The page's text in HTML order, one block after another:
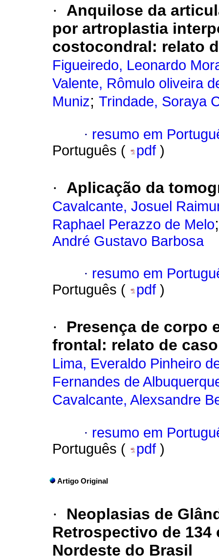
·
Anquilose da
por artroplastia
costocondral: relato
Figueiredo, Leonardo
Valente, Rômulo oliveira
Muniz; Trindade, Soraya
· resumo em
Português (
pdf )
· Aplicação da
Cavalcante, Josuel
Raphael Perazzo de Melo
André Gustavo Barbosa
· resumo em
Português (
pdf )
·
Presença de corpo
frontal: relato de caso
Lima, Everaldo Pinheiro
Fernandes de
Cavalcante, Alexsandre
· resumo em
Português (
pdf )
Artigo Original
·
Neoplasias de
Retrospectivo de
Nordeste do Brasil